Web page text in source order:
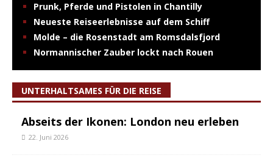
Prunk, Pferde und Pistolen in Chantilly
Neueste Reiseerlebnisse auf dem Schiff
Molde – die Rosenstadt am Romsdalsfjord
Normannischer Zauber lockt nach Rouen
UNTERHALTSAMES FÜR DIE REISE
Abseits der Ikonen: London neu erleben
22. Juni 2026